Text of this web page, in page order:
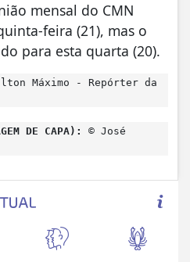
mensal do CMN
feira (21), mas o
para esta quarta (20).
Máximo - Repórter da
DE CAPA):
© José